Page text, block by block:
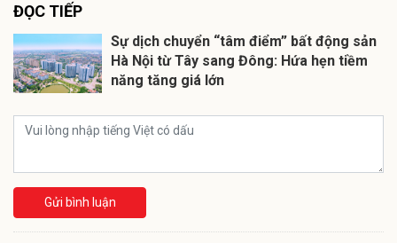
ĐỌC TIẾP
Sự dịch chuyển “tâm điểm” bất động sản
Hà Nội từ Tây sang Đông: Hứa hẹn tiềm
năng tăng giá lớn
Gửi bình luận